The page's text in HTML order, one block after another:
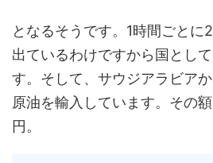
となるそうです。1時間ごとに
出ているわけですから国とし
す。そして、サウジアラビア
原油を輸入しています。その
円。